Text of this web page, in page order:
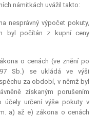
námitkách uvážil takto:
nesprávný výpočet pokuty,
byl počítán z kupní ceny
o cenách (ve znění po
Sb.) se ukládá ve výši
za období, v němž byl
získaným porušením
účely určení výše pokuty v
a) až e) zákona o cenách